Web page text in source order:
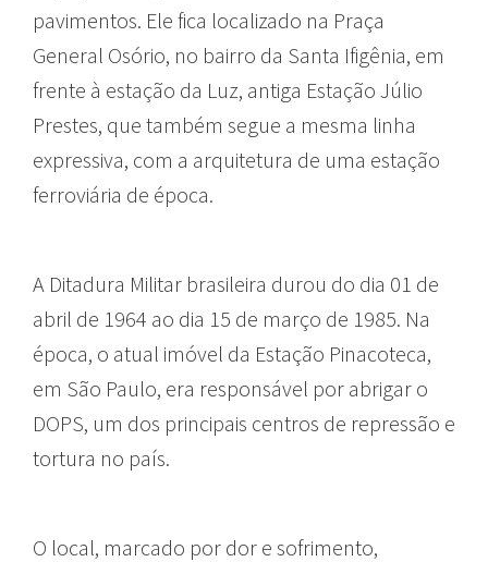
pavimentos. Ele fica localizado na Praça
General Osório, no bairro da Santa Ifigênia, em
frente à estação da Luz, antiga Estação Júlio
Prestes, que também segue a mesma linha
expressiva, com a arquitetura de uma estação
ferroviária de época.
A Ditadura Militar brasileira durou do dia 01 de
abril de 1964 ao dia 15 de março de 1985. Na
época, o atual imóvel da Estação Pinacoteca,
em São Paulo, era responsável por abrigar o
DOPS, um dos principais centros de repressão e
tortura no país.
O local, marcado por dor e sofrimento,